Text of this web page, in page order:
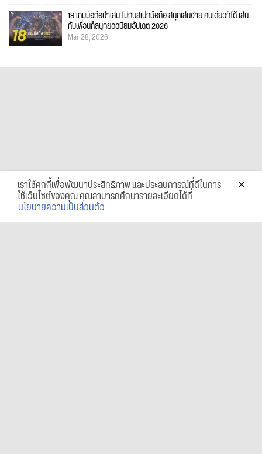
18 เกมมือถือน่าเล่น ไม่กินสเปกมือถือ สนุกเล่นง่าย คนเดียวก็ได้ เล่น
กับเพื่อนก็สนุกยอดนิยมอัปเดต 2026
Mar 28, 2026
เราใช้คุกกี้เพื่อพัฒนาประสิทธิภาพ และประสบการณ์ที่ดีในการ
ใช้เว็บไซต์ของคุณ คุณสามารถศึกษารายละเอียดได้ที่
นโยบายความเป็นส่วนตัว